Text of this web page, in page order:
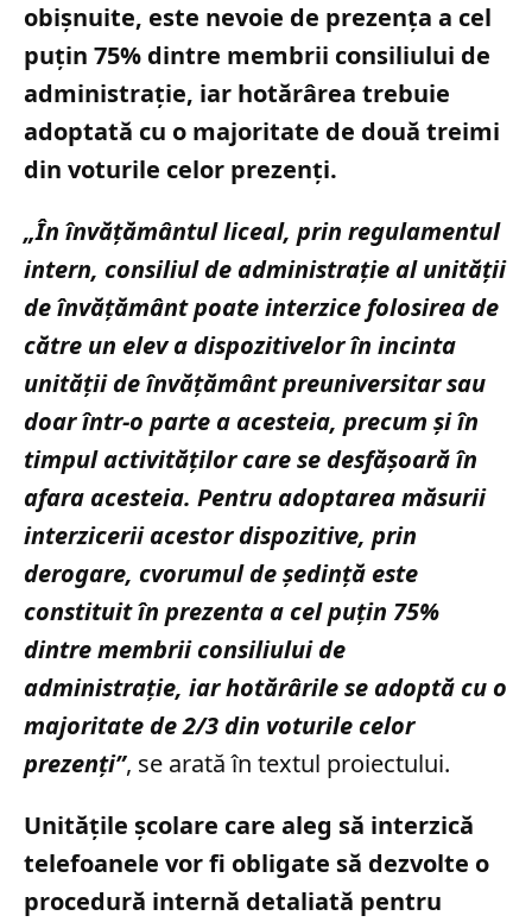
obișnuite, este nevoie de prezența a cel
puțin 75% dintre membrii consiliului de
administrație, iar hotărârea trebuie
adoptată cu o majoritate de două treimi
din voturile celor prezenți.
„În învăţământul liceal, prin regulamentul
intern, consiliul de administraţie al unităţii
de învăţământ poate interzice folosirea de
către un elev a dispozitivelor în incinta
unităţii de învăţământ preuniversitar sau
doar într-o parte a acesteia, precum şi în
timpul activităţilor care se desfăşoară în
afara acesteia. Pentru adoptarea măsurii
interzicerii acestor dispozitive, prin
derogare, cvorumul de şedinţă este
constituit în prezenta a cel puţin 75%
dintre membrii consiliului de
administraţie, iar hotărârile se adoptă cu o
majoritate de 2/3 din voturile celor
prezenţi”, se arată în textul proiectului.
Unitățile școlare care aleg să interzică
telefoanele vor fi obligate să dezvolte o
procedură internă detaliată pentru